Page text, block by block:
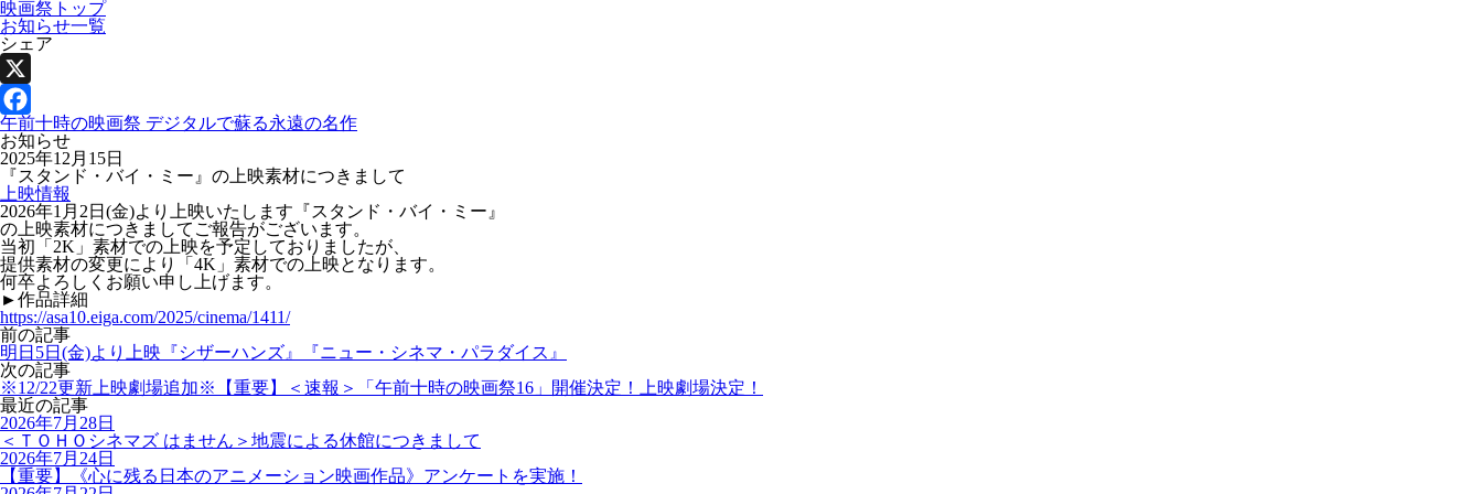
映画祭トップ
お知らせ一覧
シェア
X
Facebook
午前十時の映画祭 デジタルで蘇る永遠の名作
お知らせ
2025年12月15日
『スタンド・バイ・ミー』の上映素材につきまして
上映情報
2026年1月2日(金)より上映いたします『スタンド・バイ・ミー』
の上映素材につきましてご報告がございます。
当初「2K」素材での上映を予定しておりましたが、
提供素材の変更により「4K」素材での上映となります。
何卒よろしくお願い申し上げます。
►作品詳細
https://asa10.eiga.com/2025/cinema/1411/
前の記事
明日5日(金)より上映『シザーハンズ』『ニュー・シネマ・パラダイス』
次の記事
※12/22更新上映劇場追加※【重要】＜速報＞「午前十時の映画祭16」開催決定！上映劇場決定！
最近の記事
2026年7月28日
＜ＴＯＨＯシネマズ はません＞地震による休館につきまして
2026年7月24日
【重要】《心に残る日本のアニメーション映画作品》アンケートを実施！